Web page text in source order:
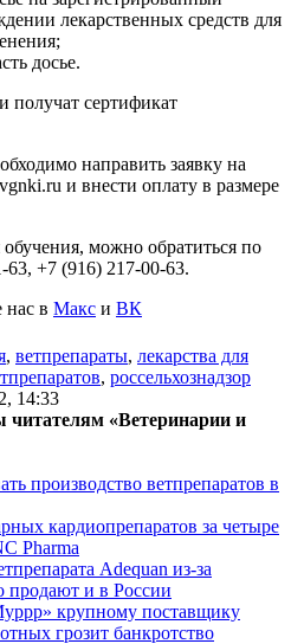
лекарственных средств для
досье.
получат сертификат
направить заявку на
и внести оплату в размере
можно обратиться по
+7 (916) 217-00-63.
нас в Макс и ВК
, ветпрепараты, лекарства для
, россельхознадзор
14:33
читателям «Ветеринарии и
производство ветпрепаратов в
кардиопрепаратов за четыре
Pharma
Adequan из-за
продают и в России
крупному поставщику
грозит банкротство